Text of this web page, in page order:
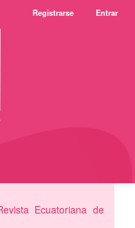
Registrarse Entrar
Ecuatoriana de